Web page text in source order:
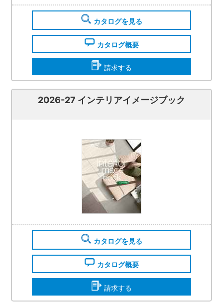
カタログを見る
カタログ概要
請求する
2026-27 インテリアイメージブック
カタログを見る
カタログ概要
請求する